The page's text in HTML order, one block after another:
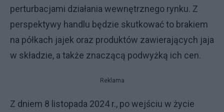
perturbacjami działania wewnętrznego rynku. Z
perspektywy handlu będzie skutkować to brakiem
na półkach jajek oraz produktów zawierających jaja
w składzie, a także znaczącą podwyżką ich cen.
Reklama
Z dniem 8 listopada 2024 r., po wejściu w życie